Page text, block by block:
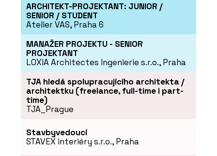
ARCHITEKT-PROJEKTANT: JUNIOR /
SENIOR / STUDENT
Atelier VAS, Praha 6
MANAŽER PROJEKTU - SENIOR
PROJEKTANT
LOXIA Architectes Ingenierie s.r.o., Praha
TJA hledá spolupracujícího architekta /
architektku (freelance, full-time i part-
time)
TJA_Prague
Stavbyvedoucí
STAVEX interiéry s.r.o., Praha